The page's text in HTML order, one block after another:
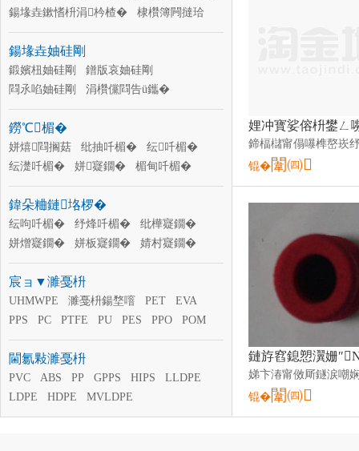
鍚堟垚鏉愭枡涓枔楂�
棣欑簿闁撻珨
鏌撴枡涓枔楂�
杈茶棩涓枔楂�
鍚堟垚妯硅剛
鍛嬪杻妯硅剛
鐠版哀妯硅剛
閰氶啗妯硅剛
涓欑儻閰告ü鑴�
涓嶉＝鍜岃仛閰ü鑴�
闆㈠瓙浜ゆ彌妯硅剛
鏈夋纭呮ü鑴�
鑱氶叞鑳烘ü鑴�
鑴查啗妯硅剛
鑱氭皑閰ü鑴�
鍙らΜ闅嗘ü鑴�
鐒℃楣�
姘熺閰搁菇 纰抽吀楣�
纭吀楣�
纭濋吀楣�
姘寲鐗�
楣甸吀楣�
婧村寲鐗�
姘板寲鐗�
姘熷寲鐗�
纰樺寲鐗�
纾烽吀楣�
鍏朵粬鏈垎椤�
纭呴吀楣� 纾烽吀楣�
纰樺寲鐗�
姘熷寲鐗�
姘板寲鐗�
婧村寲鐗�
楣甸吀楣�
姘寲鐗�
纭濋吀楣�
姘熺閰搁菇
宸ョ▼濉戞枡
UHMWPE 濉戞枡鍚堥噾 PET
EVA
PPS
PC PTFE PU PES PPO
POM
ULDPE
閫氱敤濉戞枡
PVC ABS PP GPPS HIPS
LLDPE
LDPE
HDPE MVLDPE
锟�闈㈣
锟�闈㈣